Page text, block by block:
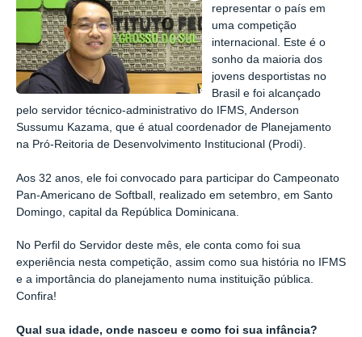
representar o país em
uma competição
internacional. Este é o
sonho da maioria dos
jovens desportistas no
Brasil e foi alcançado
pelo servidor técnico-administrativo do IFMS, Anderson
Sussumu Kazama, que é atual coordenador de Planejamento
na Pró-Reitoria de Desenvolvimento Institucional (Prodi).
Aos 32 anos, ele foi convocado para participar do Campeonato
Pan-Americano de Softball, realizado em setembro, em Santo
Domingo, capital da República Dominicana.
No Perfil do Servidor deste mês, ele conta como foi sua
experiência nesta competição, assim como sua história no IFMS
e a importância do planejamento numa instituição pública.
Confira!
Qual sua idade, onde nasceu e como foi sua infância?